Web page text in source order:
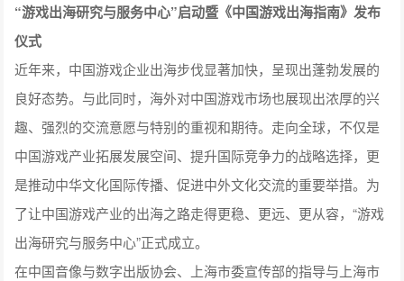
“游戏出海研究与服务中心”启动暨《中国游戏出海指南》发布
仪式
近年来，中国游戏企业出海步伐显著加快，呈现出蓬勃发展的
良好态势。与此同时，海外对中国游戏市场也展现出浓厚的兴
趣、强烈的交流意愿与特别的重视和期待。走向全球，不仅是
中国游戏产业拓展发展空间、提升国际竞争力的战略选择，更
是推动中华文化国际传播、促进中外文化交流的重要举措。为
了让中国游戏产业的出海之路走得更稳、更远、更从容，“游戏
出海研究与服务中心”正式成立。
在中国音像与数字出版协会、上海市委宣传部的指导与上海市